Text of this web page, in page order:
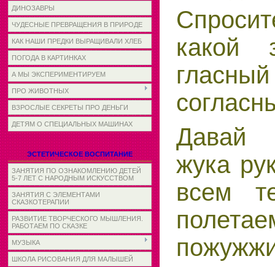
ДИНОЗАВРЫ
ЧУДЕСНЫЕ ПРЕВРАЩЕНИЯ В ПРИРОДЕ
КАК НАШИ ПРЕДКИ ВЫРАЩИВАЛИ ХЛЕБ
ПОГОДА В КАРТИНКАХ
А МЫ ЭКСПЕРИМЕНТИРУЕМ
ПРО ЖИВОТНЫХ
ВЗРОСЛЫЕ СЕКРЕТЫ ПРО ДЕНЬГИ
ДЕТЯМ О СПЕЦИАЛЬНЫХ МАШИНАХ
ЭСТЕТИЧЕСКОЕ ВОСПИТАНИЕ
ЗАНЯТИЯ ПО ОЗНАКОМЛЕНИЮ ДЕТЕЙ
5-7 ЛЕТ С НАРОДНЫМ ИСКУССТВОМ
ЗАНЯТИЯ С ЭЛЕМЕНТАМИ
СКАЗКОТЕРАПИИ
РАЗВИТИЕ ТВОРЧЕСКОГО МЫШЛЕНИЯ.
РАБОТАЕМ ПО СКАЗКЕ
МУЗЫКА
ШКОЛА РИСОВАНИЯ ДЛЯ МАЛЫШЕЙ
Давай
жука
всем